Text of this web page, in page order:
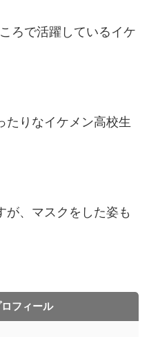
ろで活躍しているイケ
たりなイケメン高校生
が、マスクをした姿も
フィール